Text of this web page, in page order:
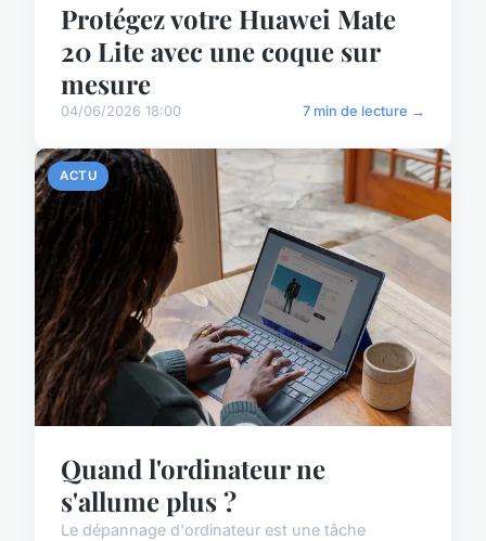
Protégez votre Huawei Mate
20 Lite avec une coque sur
mesure
04/06/2026 18:00 7 min de lecture →
ACTU
Quand l'ordinateur ne
s'allume plus ?
Le dépannage d'ordinateur est une tâche